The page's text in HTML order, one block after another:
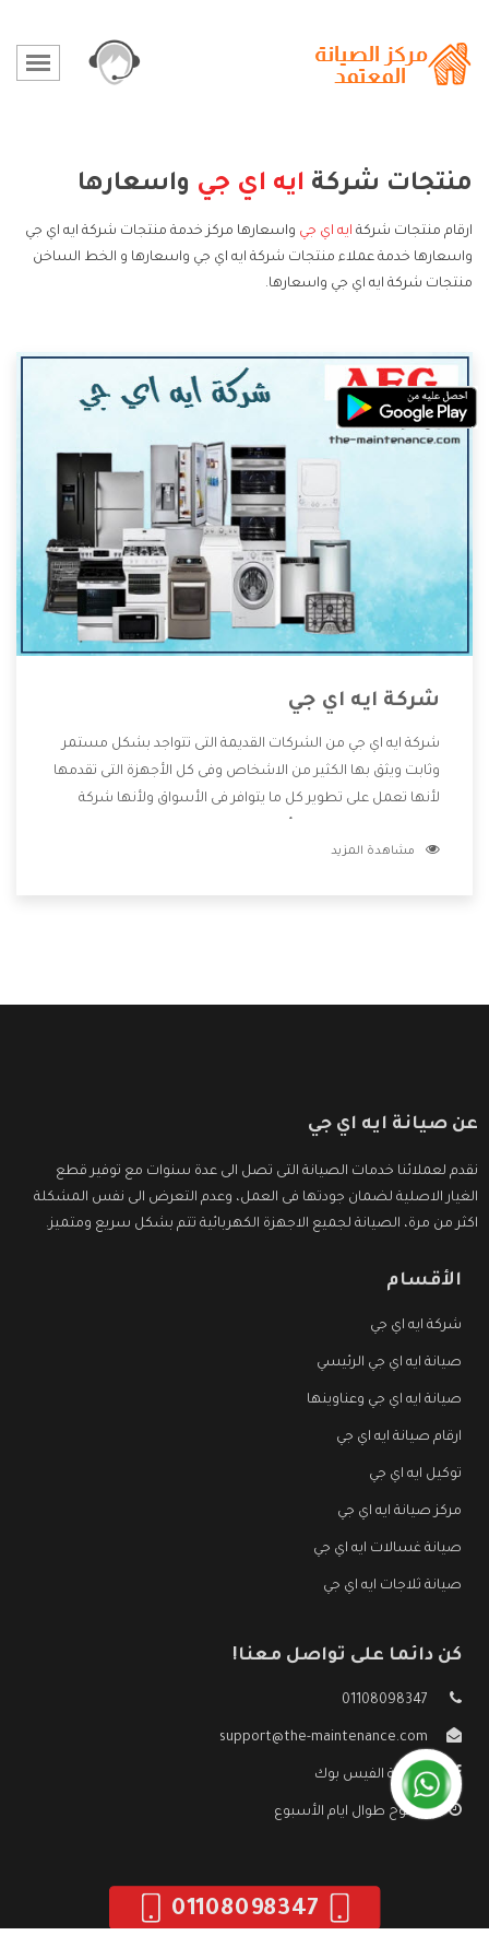
منتجات شركة ايه اي جي واسعارها
ارقام منتجات شركة ايه اي جي واسعارها مركز خدمة منتجات شركة ايه اي جي
واسعارها خدمة عملاء منتجات شركة ايه اي جي واسعارها و الخط الساخن
منتجات شركة ايه اي جي واسعارها.
شركة ايه اي جي
شركة ايه اي جي من الشركات القديمة التى تتواجد بشكل مستمر
وثابت ويثق بها الكثير من الاشخاص وفى كل الأجهزة التى تقدمها
لأنها تعمل على تطوير كل ما يتوافر فى الأسواق ولأنها شركة
وتقدم للعملاء أقوى العروض والخصومات التى تسهل على
مشاهدة المزيد
عن صيانة ايه اي جي
نقدم لعملائنا خدمات الصيانة التى تصل الى عدة سنوات مع توفير قطع
الغيار الاصلية لضمان جودتها فى العمل، وعدم التعرض الى نفس المشكلة
اكثر من مرة، الصيانة لجميع الاجهزة الكهربائية تتم بشكل سريع ومتميز.
الأقسام
شركة ايه اي جي
صيانة ايه اي جي الرئيسي
صيانة ايه اي جي وعناوينها
ارقام صيانة ايه اي جي
توكيل ايه اي جي
مركز صيانة ايه اي جي
صيانة غسالات ايه اي جي
صيانة ثلاجات ايه اي جي
كن دائما على تواصل معنا!
01108098347
support@the-maintenance.com
صفحة الفيس بوك
مفتوح طوال ايام الأسبوع
01108098347